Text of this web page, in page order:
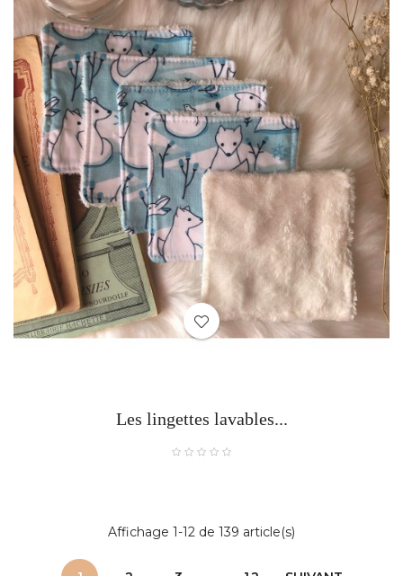
Les lingettes lavables...
Affichage 1-12 de 139 article(s)